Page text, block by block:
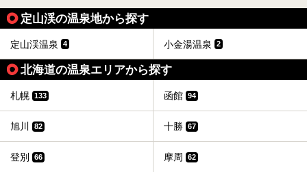
定山渓の温泉地から探す
定山渓温泉 4 小金湯温泉 2
北海道の温泉エリアから探す
札幌 133 函館 94
旭川 82 十勝 67
登別 66 摩周 62